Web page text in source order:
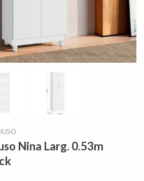
Nina Larg. 0.53m